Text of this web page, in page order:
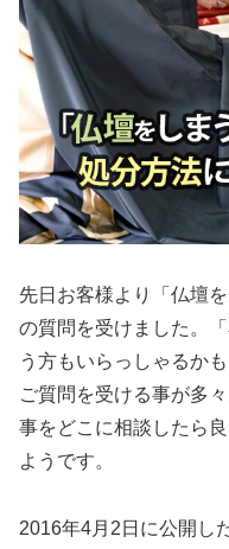
先日お客様より「仏壇
の質問を受けました。
う方もいらっしゃるか
ご質問を受ける事が多
事をどこに相談したら
ようです。
2016年4月2日に公開し